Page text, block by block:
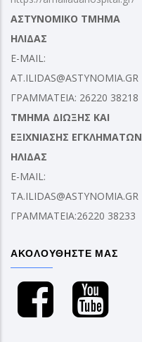
ΑΣΤΥΝΟΜΙΚΟ ΤΜΗΜΑ
ΗΛΙΔΑΣ
E-MAIL:
AT.ILIDAS@ASTYNOMIA.GR
ΓΡΑΜΜΑΤΕΙΑ: 26220 38218
ΤΜΗΜΑ ΔΙΩΞΗΣ ΚΑΙ
ΕΞΙΧΝΙΑΣΗΣ ΕΓΚΛΗΜΑΤΩΝ
ΗΛΙΔΑΣ
E-MAIL:
TA.ILIDAS@ASTYNOMIA.GR
ΓΡΑΜΜΑΤΕΙΑ:26220 38233
ΑΚΟΛΟΥΘΗΣΤΕ ΜΑΣ